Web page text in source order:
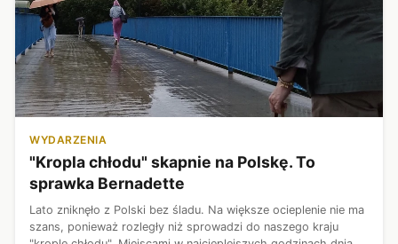
WYDARZENIA
"Kropla chłodu" skapnie na Polskę. To
sprawka Bernadette
Lato zniknęło z Polski bez śladu. Na większe ocieplenie nie ma
szans, ponieważ rozległy niż sprowadzi do naszego kraju